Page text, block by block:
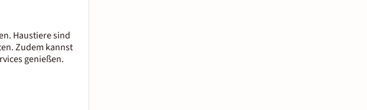
Haustiere sind
Zudem kannst
genießen.